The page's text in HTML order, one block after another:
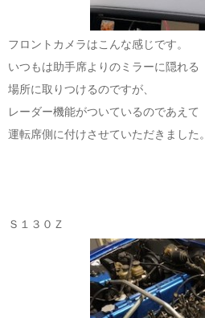
フロントカメラはこんな感じです。
いつもは助手席よりのミラーに隠れる
場所に取りつけるのですが、
レーダー機能がついているのであえて
運転席側に付けさせていただきました。
Ｓ１３０Ｚ